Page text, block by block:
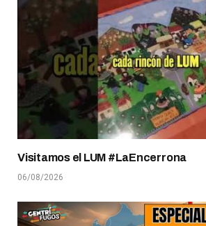
Visitamos el LUM #LaEncerrona
06/08/2026